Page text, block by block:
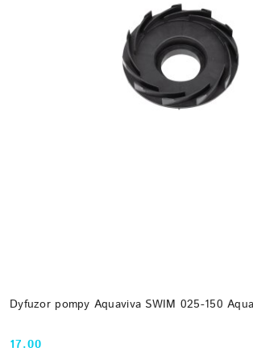
Dyfuzor pompy Aquaviva SWIM 025-150
Cena:
17.00